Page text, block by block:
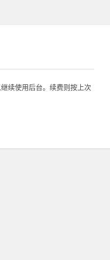
续使用后台。续费则按上次